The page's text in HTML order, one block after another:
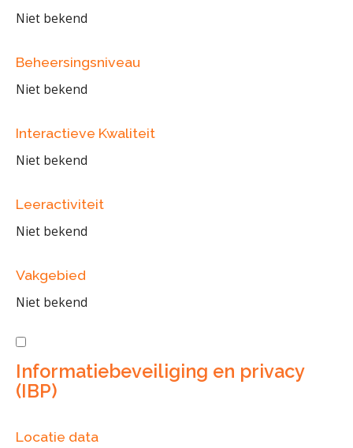
Niet bekend
Beheersingsniveau
Niet bekend
Interactieve Kwaliteit
Niet bekend
Leeractiviteit
Niet bekend
Vakgebied
Niet bekend
Informatiebeveiliging en privacy
(IBP)
Locatie data